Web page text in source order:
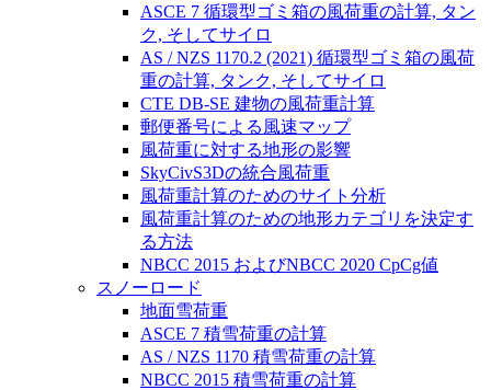
ASCE 7 循環型ゴミ箱の風荷重の計算, タン
ク, そしてサイロ
AS / NZS 1170.2 (2021) 循環型ゴミ箱の風荷
重の計算, タンク, そしてサイロ
CTE DB-SE 建物の風荷重計算
郵便番号による風速マップ
風荷重に対する地形の影響
SkyCivS3Dの統合風荷重
風荷重計算のためのサイト分析
風荷重計算のための地形カテゴリを決定す
る方法
NBCC 2015 およびNBCC 2020 CpCg値
スノーロード
地面雪荷重
ASCE 7 積雪荷重の計算
AS / NZS 1170 積雪荷重の計算
NBCC 2015 積雪荷重の計算